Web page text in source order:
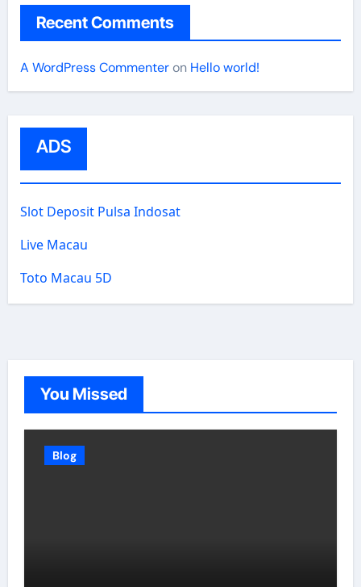
Recent Comments
A WordPress Commenteron Hello world!
ADS
Slot Deposit Pulsa Indosat
Live Macau
Toto Macau 5D
You Missed
Blog